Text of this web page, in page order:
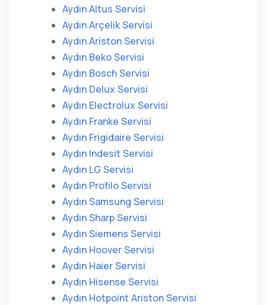
Aydın Altus Servisi
Aydın Arçelik Servisi
Aydın Ariston Servisi
Aydın Beko Servisi
Aydın Bosch Servisi
Aydın Delux Servisi
Aydın Electrolux Servisi
Aydın Franke Servisi
Aydın Frigidaire Servisi
Aydın Indesit Servisi
Aydın LG Servisi
Aydın Profilo Servisi
Aydın Samsung Servisi
Aydın Sharp Servisi
Aydın Siemens Servisi
Aydın Hoover Servisi
Aydın Haier Servisi
Aydın Hisense Servisi
Aydın Hotpoint Ariston Servisi